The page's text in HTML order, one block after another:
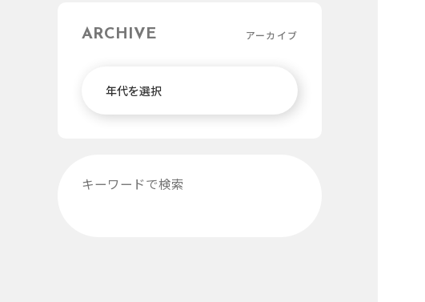
ARCHIVE アーカイブ